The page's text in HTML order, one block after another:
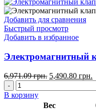
Добавить для сравнения
Быстрый просмотр
Добавить в избранное
Электромагнитный
6,971.09грн. 5,490.80 грн.
В корзину
Вес